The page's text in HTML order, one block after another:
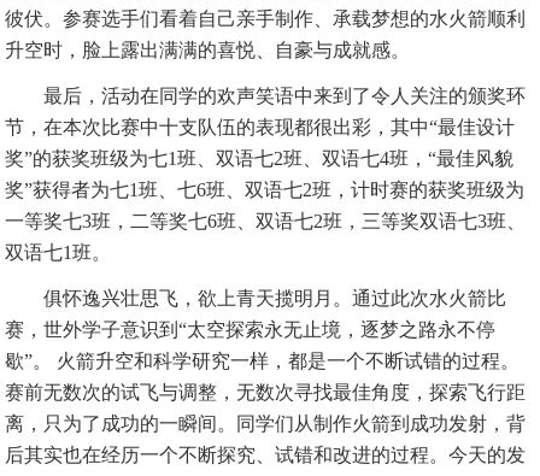
彼伏。参赛选手们看着自己亲手制作、承载梦想的水火箭顺利
升空时，脸上露出满满的喜悦、自豪与成就感。
最后，活动在同学的欢声笑语中来到了令人关注的颁奖环
节，在本次比赛中十支队伍的表现都很出彩，其中“最佳设计
奖”的获奖班级为七1班、双语七2班、双语七4班，“最佳风貌
奖”获得者为七1班、七6班、双语七2班，计时赛的获奖班级为
一等奖七3班 ， 二等奖七6班、双语七2班 ， 三等奖双语七3班、
双语七1班。
俱怀逸兴壮思飞，欲上青天揽明月。通过此次水火箭比
赛，世外学子意识到“太空探索永无止境，逐梦之路永不停
歇”。 火箭升空和科学研究一样，都是一个不断试错的过程。
赛前无数次的试飞与调整，无数次寻找最佳角度，探索飞行距
离，只为了成功的一瞬间。同学们从制作火箭到成功发射，背
后其实也在经历一个不断探究、试错和改进的过程。今天的发